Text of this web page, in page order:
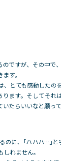
ですが、その中で
す。
、とても感動したの
ます。そしてそ
たらいいなと願って
に、｢ハハハ…｣
れません。